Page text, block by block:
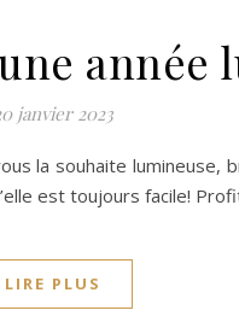
année
janvier 2023
la souhaite
est toujours facile!
LIRE PLUS